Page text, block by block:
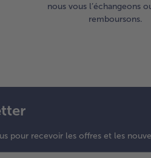
nous vous l’échangeons
remboursons.
pour recevoir les offres et les